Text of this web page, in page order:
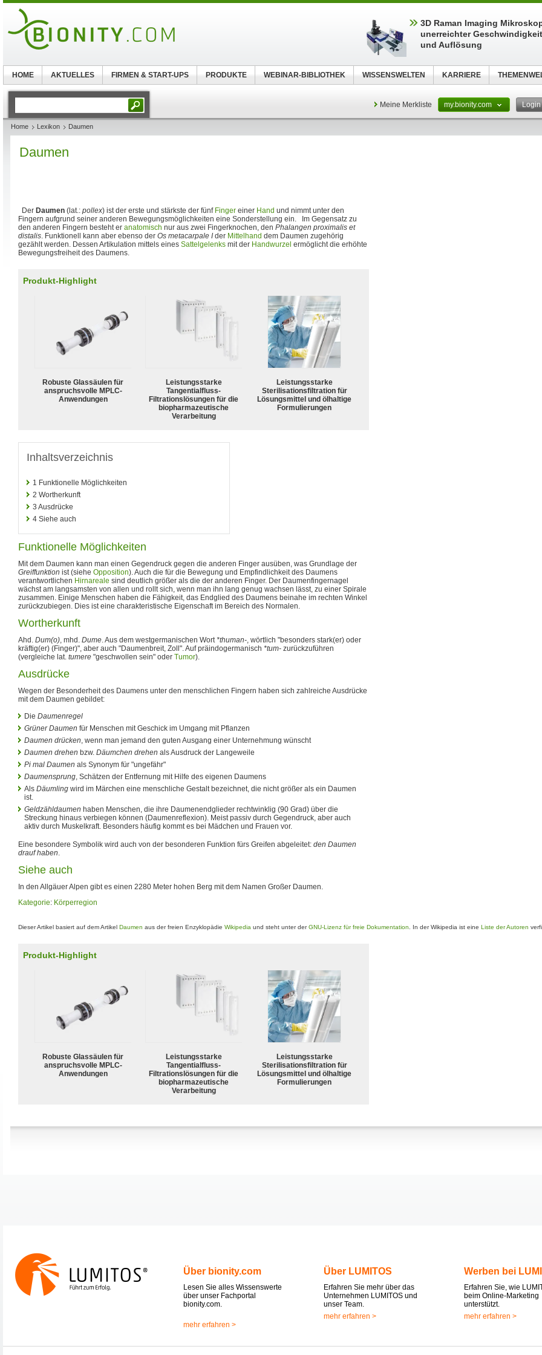
Meine Merkliste my.bionity.com Login
Home Lexikon Daumen
Daumen
Der Daumen (lat.: pollex) ist der erste und stärkste der fünf Finger einer Hand und nimmt unter den
Fingern aufgrund seiner anderen Bewegungsmöglichkeiten eine Sonderstellung ein. Im Gegensatz zu
den anderen Fingern besteht er anatomisch nur aus zwei Fingerknochen, den Phalangen proximalis et
distalis. Funktionell kann aber ebenso der Os metacarpale I der Mittelhand dem Daumen zugehörig
gezählt werden. Dessen Artikulation mittels eines Sattelgelenks mit der Handwurzel ermöglicht die erhöhte
Bewegungsfreiheit des Daumens.
Produkt-Highlight
Robuste Glassäulen für
anspruchsvolle MPLC-
Anwendungen
Leistungsstarke
Tangentialfluss-
Filtrationslösungen für die
biopharmazeutische
Verarbeitung
Leistungsstarke
Sterilisationsfiltration für
Lösungsmittel und ölhaltige
Formulierungen
Inhaltsverzeichnis
1 Funktionelle Möglichkeiten
2 Wortherkunft
3 Ausdrücke
4 Siehe auch
Funktionelle Möglichkeiten
Mit dem Daumen kann man einen Gegendruck gegen die anderen Finger ausüben, was Grundlage der
Greiffunktion ist (siehe Opposition). Auch die für die Bewegung und Empfindlichkeit des Daumens
verantwortlichen Hirnareale sind deutlich größer als die der anderen Finger. Der Daumenfingernagel
wächst am langsamsten von allen und rollt sich, wenn man ihn lang genug wachsen lässt, zu einer Spirale
zusammen. Einige Menschen haben die Fähigkeit, das Endglied des Daumens beinahe im rechten Winkel
zurückzubiegen. Dies ist eine charakteristische Eigenschaft im Bereich des Normalen.
Wortherkunft
Ahd. Dum(o), mhd. Dume. Aus dem westgermanischen Wort*thuman-, wörtlich "besonders stark(er) oder
kräftig(er) (Finger)", aber auch "Daumenbreit, Zoll". Auf präindogermanisch *tum- zurückzuführen
(vergleiche lat. tumere "geschwollen sein" oder Tumor).
Ausdrücke
Wegen der Besonderheit des Daumens unter den menschlichen Fingern haben sich zahlreiche Ausdrücke
mit dem Daumen gebildet:
Die Daumenregel
Grüner Daumen für Menschen mit Geschick im Umgang mit Pflanzen
Daumen drücken, wenn man jemand den guten Ausgang einer Unternehmung wünscht
Daumen drehen bzw. Däumchen drehen als Ausdruck der Langeweile
Pi mal Daumen als Synonym für "ungefähr"
Daumensprung, Schätzen der Entfernung mit Hilfe des eigenen Daumens
Als Däumling wird im Märchen eine menschliche Gestalt bezeichnet, die nicht größer als ein Daumen
ist.
Geldzähldaumen haben Menschen, die ihre Daumenendglieder rechtwinklig (90 Grad) über die
Streckung hinaus verbiegen können (Daumenreflexion). Meist passiv durch Gegendruck, aber auch
aktiv durch Muskelkraft. Besonders häufig kommt es bei Mädchen und Frauen vor.
Eine besondere Symbolik wird auch von der besonderen Funktion fürs Greifen abgeleitet: den Daumen
drauf haben.
Siehe auch
In den Allgäuer Alpen gibt es einen 2280 Meter hohen Berg mit dem Namen Großer Daumen.
Kategorie: Körperregion
Dieser Artikel basiert auf dem Artikel Daumen aus der freien Enzyklopädie Wikipedia und steht unter derGNU-Lizenz für freie Dokumentation . In der Wikipedia ist eine Liste der Autoren
Produkt-Highlight
Robuste Glassäulen für
anspruchsvolle MPLC-
Anwendungen
Leistungsstarke
Tangentialfluss-
Filtrationslösungen für die
biopharmazeutische
Verarbeitung
Leistungsstarke
Sterilisationsfiltration für
Lösungsmittel und ölhaltige
Formulierungen
Über bionity.com
Lesen Sie alles Wissenswerte
über unser Fachportal
bionity.com.
mehr erfahren >
Über LUMITOS
Erfahren Sie mehr über das
Unternehmen LUMITOS und
unser Team.
mehr erfahren >
Werben bei
Erfahren Sie, wie
beim Online-Marketing
unterstützt.
mehr erfahren >
3D Raman Imaging
unerreichter
und Auflösung
HOME AKTUELLES FIRMEN & START-UPS PRODUKTE WEBINAR-BIBLIOTHEK WISSENSWELTEN KARRIERE